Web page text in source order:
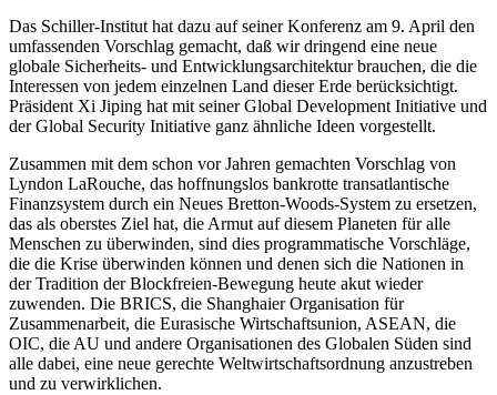
Das Schiller-Institut hat dazu auf seiner Konferenz am 9. April den
umfassenden Vorschlag gemacht, daß wir dringend eine neue
globale Sicherheits- und Entwicklungsarchitektur brauchen, die die
Interessen von jedem einzelnen Land dieser Erde berücksichtigt.
Präsident Xi Jiping hat mit seiner Global Development Initiative und
der Global Security Initiative ganz ähnliche Ideen vorgestellt.
Zusammen mit dem schon vor Jahren gemachten Vorschlag von
Lyndon LaRouche, das hoffnungslos bankrotte transatlantische
Finanzsystem durch ein Neues Bretton-Woods-System zu ersetzen,
das als oberstes Ziel hat, die Armut auf diesem Planeten für alle
Menschen zu überwinden, sind dies programmatische Vorschläge,
die die Krise überwinden können und denen sich die Nationen in
der Tradition der Blockfreien-Bewegung heute akut wieder
zuwenden. Die BRICS, die Shanghaier Organisation für
Zusammenarbeit, die Eurasische Wirtschaftsunion, ASEAN, die
OIC, die AU und andere Organisationen des Globalen Süden sind
alle dabei, eine neue gerechte Weltwirtschaftsordnung anzustreben
und zu verwirklichen.